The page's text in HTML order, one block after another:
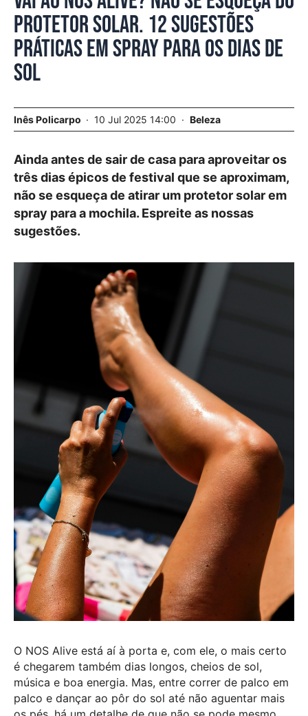
protetor solar. 12 sugestões
práticas em spray para os dias de
sol
Inês Policarpo 10 Jul 2025 14:00 Beleza
Ainda antes de sair de casa para aproveitar os
três dias épicos de festival que se aproximam,
não se esqueça de atirar um protetor solar em
spray para a mochila. Espreite as nossas
sugestões.
O NOS Alive está aí à porta e, com ele, o mais certo
é chegarem também dias longos, cheios de sol,
música e boa energia. Mas, entre correr de palco em
palco e dançar ao pôr do sol até não aguentar mais